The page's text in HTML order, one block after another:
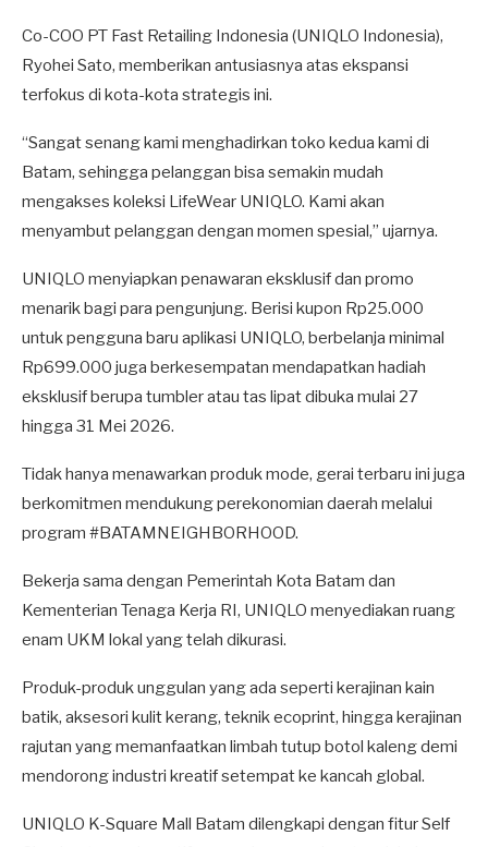
​Co-COO PT Fast Retailing Indonesia (UNIQLO Indonesia),
Ryohei Sato, memberikan antusiasnya atas ekspansi
terfokus di kota-kota strategis ini.
“Sangat senang kami menghadirkan toko kedua kami di
Batam, sehingga pelanggan bisa semakin mudah
mengakses koleksi LifeWear UNIQLO. Kami akan
menyambut pelanggan dengan momen spesial,” ujarnya.
UNIQLO menyiapkan penawaran eksklusif dan promo
menarik bagi para pengunjung. Berisi kupon Rp25.000
untuk pengguna baru aplikasi UNIQLO, berbelanja minimal
Rp699.000 juga berkesempatan mendapatkan hadiah
eksklusif berupa tumbler atau tas lipat dibuka mulai 27
hingga 31 Mei 2026.
​Tidak hanya menawarkan produk mode, gerai terbaru ini juga
berkomitmen mendukung perekonomian daerah melalui
program #BATAMNEIGHBORHOOD.
Bekerja sama dengan Pemerintah Kota Batam dan
Kementerian Tenaga Kerja RI, UNIQLO menyediakan ruang
enam UKM lokal yang telah dikurasi.
Produk-produk unggulan yang ada seperti kerajinan kain
batik, aksesori kulit kerang, teknik ecoprint, hingga kerajinan
rajutan yang memanfaatkan limbah tutup botol kaleng demi
mendorong industri kreatif setempat ke kancah global.
UNIQLO K-Square Mall Batam dilengkapi dengan fitur Self